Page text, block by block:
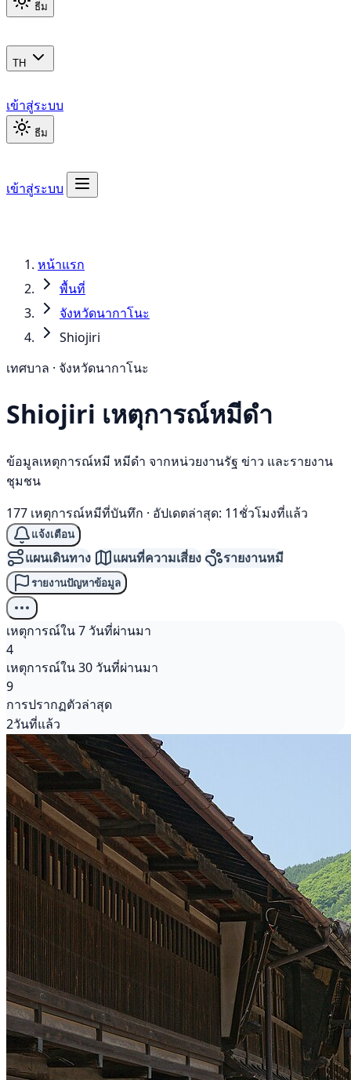
ธีม
TH
เข้าสู่ระบบ
ธีม
เข้าสู่ระบบ
หน้าแรก
พื้นที่
จังหวัดนากาโนะ
Shiojiri
เทศบาล · จังหวัดนากาโนะ
Shiojiri เหตุการณ์หมีดำ
ข้อมูลเหตุการณ์หมี หมีดำ จากหน่วยงานรัฐ ข่าว และรายงาน
ชุมชน
177 เหตุการณ์หมีที่บันทึก · อัปเดตล่าสุด: 11ชั่วโมงที่แล้ว
แจ้งเตือน
แผนเดินทาง แผนที่ความเสี่ยง รายงานหมี
รายงานปัญหาข้อมูล
เหตุการณ์ใน 7 วันที่ผ่านมา
4
เหตุการณ์ใน 30 วันที่ผ่านมา
9
การปรากฏตัวล่าสุด
2วันที่แล้ว